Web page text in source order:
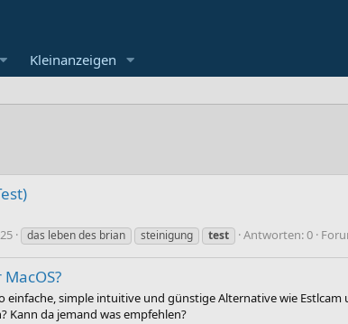
Kleinanzeigen
das leben des brian steinigung test Antworten: 0
einfache, simple intuitive und günstige Alternative wie
Kann da jemand was empfehlen?